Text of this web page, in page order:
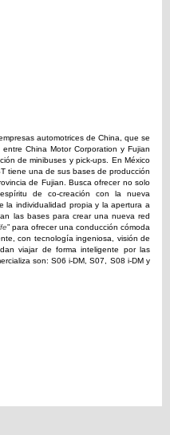
automotrices de China, que se
China Motor Corporation y Fujian
de minibuses y pick-ups. En México
tiene una de sus bases de producción
de Fujian . Busca ofrecer no solo
de co-creación con la nueva
la individualidad propia y la apertura a
las bases para crear una nueva red
” para ofrecer una conducción cómoda
con tecnología ingeniosa, visión de
viajar de forma inteligente por las
son: S06 i-DM, S07, S08 i-DM y